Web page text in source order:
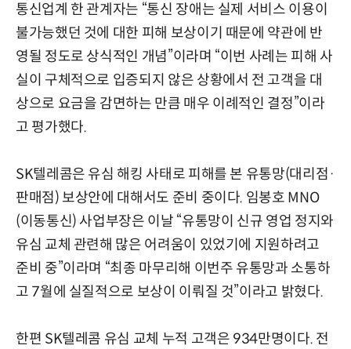
통신업계 한 관계자는 “통신 장애는 실제 서비스 이용이
불가능했던 것에 대한 피해 보상이기 때문에 약관에 반
영될 정도로 상식적인 개념”이라며 “이번 사례는 피해 사
실이 구체적으로 입증되지 않은 상황에서 전 고객을 대
상으로 요금을 감면하는 만큼 매우 이례적인 결정”이라
고 평가했다.
SK텔레콤은 유심 해킹 사태로 피해를 본 유통망(대리점·
판매점) 보상안에 대해서도 준비 중이다. 임봉호 MNO
(이동통신) 사업부장은 이날 “유통망이 신규 영업 정지와
유심 교체 관련해 많은 어려움이 있었기에 지원하려고
준비 중”이라며 “최종 마무리해 이번주 유통망과 소통하
고 7월에 실질적으로 보상이 이뤄질 것”이라고 밝혔다.
한편 SK텔레콤 유심 교체 누적 고객은 934만명이다. 전